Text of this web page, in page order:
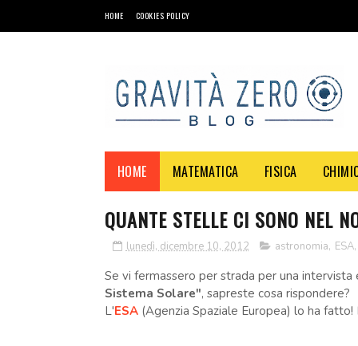
HOME COOKIES POLICY
HOME MATEMATICA FISICA
QUANTE STELLE CI SONO NEL
lunedì, dicembre 10, 2012 astronomia, ESA,
Se vi fermassero per strada per una intervista
Sistema Solare", sapreste cosa rispondere?
L'ESA(Agenzia Spaziale Europea) lo ha fatto!